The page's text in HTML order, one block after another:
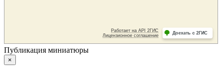
Публикация миниатюры
×